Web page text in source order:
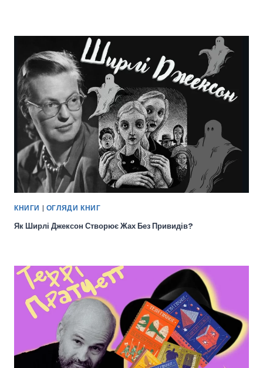
КНИГИ | ОГЛЯДИ КНИГ
Як Ширлі Джексон Створює Жах Без Привидів?